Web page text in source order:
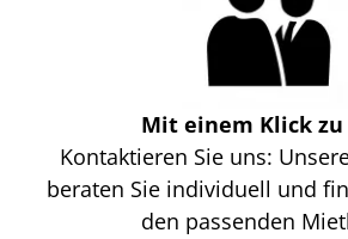
Mit einem Klick zu
Kontaktieren Sie uns:
beraten Sie individuell und
den passenden